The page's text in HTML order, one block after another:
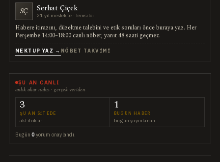
SÇ Serhat Çiçek
21 yıl meslekte · Temsilci
Habere itirazını, düzeltme talebini ve etik soruları önce buraya yaz. Her
Perşembe 14:00–18:00 canlı nöbet; yanıt 48 saati geçmez.
MEKTUP YAZ → NÖBET TAKVIMI
ŞU AN CANLI
anlık okur nabzı · gerçek veriden
3
ŞU AN SITEDE
aktif okur
1
BUGÜN HABER
bugün yayınlanan
Bugün0 yorum onaylandı.